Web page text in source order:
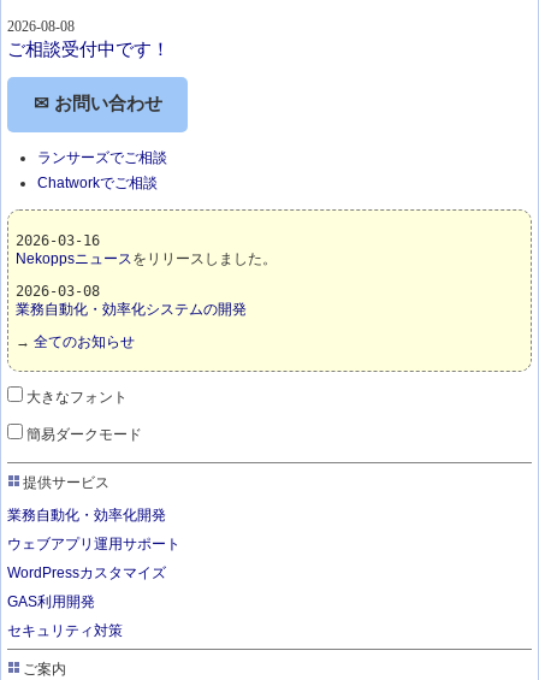
2026-08-08
ご相談受付中です！
✉ お問い合わせ
ランサーズでご相談
Chatworkでご相談
2026-03-16
Nekoppsニュース をリリースしました。
2026-03-08
業務自動化・効率化システムの開発
→ 全てのお知らせ
大きなフォント
簡易ダークモード
提供サービス
業務自動化・効率化開発
ウェブアプリ運用サポート
WordPressカスタマイズ
GAS利用開発
セキュリティ対策
ご案内